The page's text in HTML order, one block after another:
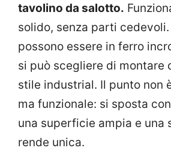
tavolino da salotto.
solido, senza parti
possono essere in ferro
si può scegliere di montare
stile industrial. Il punto non
ma funzionale: si sposta
una superficie ampia e una
rende unica.